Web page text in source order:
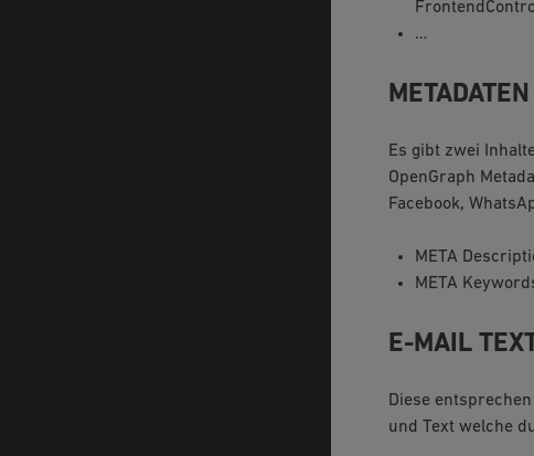
…
Es gibt zwei
OpenGraph
Facebook,
META
META
E-MAIL
Diese
und Text welche